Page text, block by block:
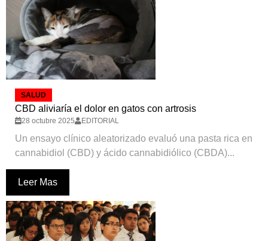
SALUD
CBD aliviaría el dolor en gatos con artrosis
28 octubre 2025 EDITORIAL
Un ensayo clínico aleatorizado evaluó una pasta rica en
cannabidiol (CBD) y ácido cannabidiólico (CBDA)...
Leer Mas